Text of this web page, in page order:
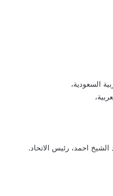
السعودية،
الشيخ احمد، رئيس الاتحاد.